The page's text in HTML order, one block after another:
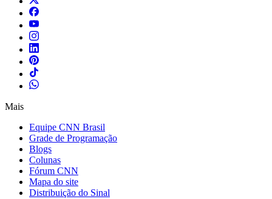
Mais
Equipe CNN Brasil
Grade de Programação
Blogs
Colunas
Fórum CNN
Mapa do site
Distribuição do Sinal